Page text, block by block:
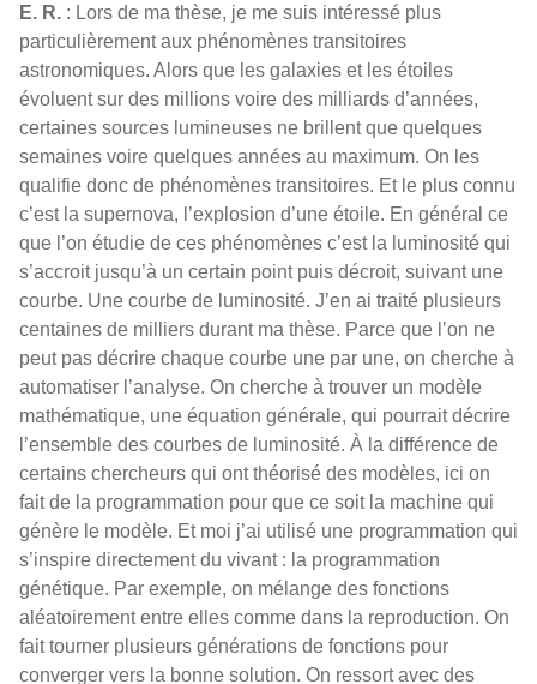
E. R. : Lors de ma thèse, je me suis intéressé plus
particulièrement aux phénomènes transitoires
astronomiques. Alors que les galaxies et les étoiles
évoluent sur des millions voire des milliards d’années,
certaines sources lumineuses ne brillent que quelques
semaines voire quelques années au maximum. On les
qualifie donc de phénomènes transitoires. Et le plus connu
c’est la supernova, l’explosion d’une étoile. En général ce
que l’on étudie de ces phénomènes c’est la luminosité qui
s’accroit jusqu’à un certain point puis décroit, suivant une
courbe. Une courbe de luminosité. J’en ai traité plusieurs
centaines de milliers durant ma thèse. Parce que l’on ne
peut pas décrire chaque courbe une par une, on cherche à
automatiser l’analyse. On cherche à trouver un modèle
mathématique, une équation générale, qui pourrait décrire
l’ensemble des courbes de luminosité. À la différence de
certains chercheurs qui ont théorisé des modèles, ici on
fait de la programmation pour que ce soit la machine qui
génère le modèle. Et moi j’ai utilisé une programmation qui
s’inspire directement du vivant : la programmation
génétique. Par exemple, on mélange des fonctions
aléatoirement entre elles comme dans la reproduction. On
fait tourner plusieurs générations de fonctions pour
converger vers la bonne solution. On ressort avec des